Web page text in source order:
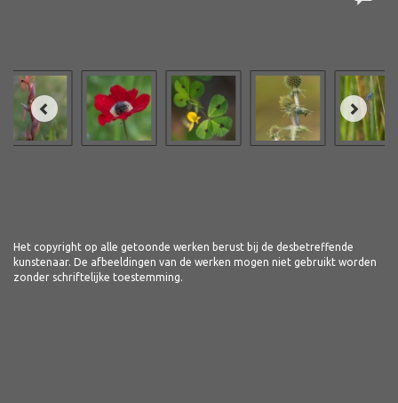
Het copyright op alle getoonde werken berust bij de desbetreffende
kunstenaar. De afbeeldingen van de werken mogen niet gebruikt worden
zonder schriftelijke toestemming.